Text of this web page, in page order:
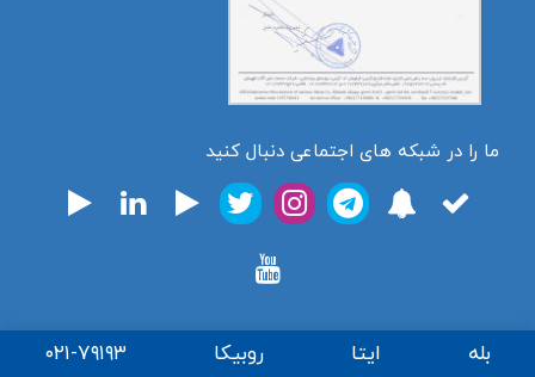
ما را در شبکه های اجتماعی دنبال کنید
تمامی حقوق برای فروشگاه اینترنتی ابزارینا محفوظ میباشد بله ایتا روبیکا ۰۲۱-۷۹۱۹۳